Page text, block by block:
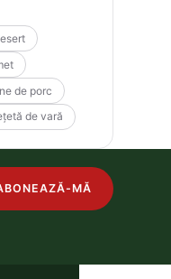
de porc
de vară
MĂ